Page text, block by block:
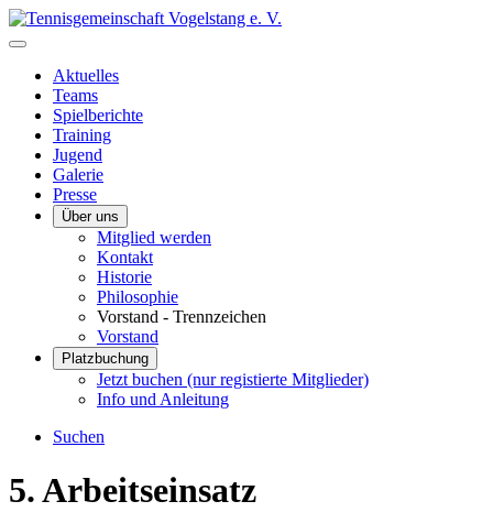
Aktuelles
Teams
Spielberichte
Training
Jugend
Galerie
Presse
Über uns
Mitglied werden
Kontakt
Historie
Philosophie
Vorstand - Trennzeichen
Vorstand
Platzbuchung
Jetzt buchen (nur registierte Mitglieder)
Info und Anleitung
Suchen
5. Arbeitseinsatz